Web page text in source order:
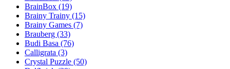
BrainBox (19)
Brainy Trainy (15)
Brainy Games (7)
Brauberg (33)
Budi Basa (76)
Calligrata (3)
Crystal Puzzle (50)